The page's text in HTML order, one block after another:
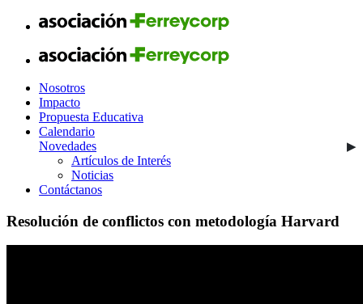
Nosotros
Impacto
Propuesta Educativa
Calendario
Novedades
Artículos de Interés
Noticias
Contáctanos
Resolución de conflictos con metodología Harvard